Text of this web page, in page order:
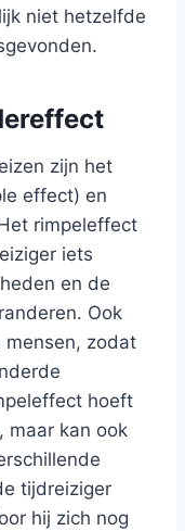
niet hetzelfde
zijn het
effect) en
rimpeleffect
iets
en de
Ook
mensen, zodat
hoeft
maar kan ook
tijdreiziger
hij zich nog